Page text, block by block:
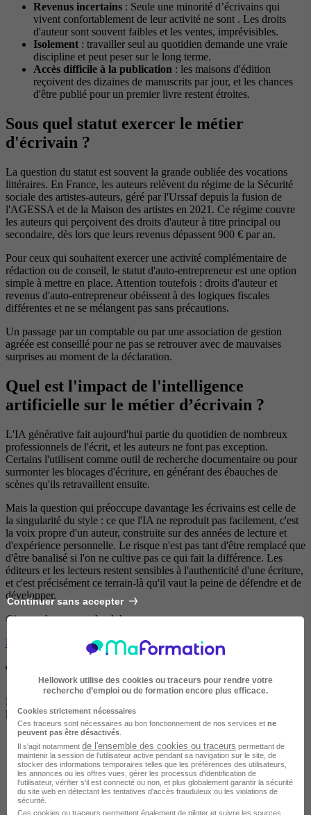
Revenus incertains : Seule une minorité d’écrivains qui
vivent confortablement de leur activité ne sont . Les droits
d'auteur sont souvent faibles et les ventes, imprévisibles.
Isolement : travailler seul au quotidien demande une vraie
discipline et peut peser sur le long terme.
Accès difficile à la publication : les maisons d'édition
reçoivent des dizaines de manuscrits par jour, et les chances
d'être publié pour un premier livre restent étroites.
Sous quel statut exercer le métier
d'écrivain ?
La question du statut est souvent la grande oubliée des vocations
littéraires. En France, les auteurs relèvent du régime de la Sécurité
sociale des artistes-auteurs, géré par l'Urssaf depuis la fusion de
l'AGESSA et de la Maison des artistes en 2021. Ce régime couvre
les auteurs qui perçoivent des droits d'auteur à titre principal ou
secondaire, dès lors que leurs revenus dépassent 900 € par an.
Pour ceux qui souhaitent exercer une activité complémentaire de
rédaction ou de conseil, le statut d'auto-entrepreneur est une option
simple à mettre en place. Attention toutefois : droits d'auteur et
revenus d'auto-entrepreneur obéissent à des logiques fiscales
différentes et ne se mélangent pas sans précautions.
Un passage par un comptable ou par une association de gestion
agréée est conseillé pour ne pas se retrouver avec de mauvaises
surprises au moment de la déclaration.
Quel est l'impact de l'intelligence
artificielle sur le métier d’écrivain ?
L'IA générative fait aujourd'hui partie du quotidien de nombreux
professionnels de l'écrit, et les auteurs ne font pas exception.
Certains l'utilisent comme outil de recherche documentaire ou pour
surmonter les blocages d'écriture, en générant des ébauches de
scènes qu'ils retravaillent ensuite.
Mais la question qui préoccupe davantage les écrivains est celle de
la singularité du style : ce que l'IA ne reproduit pas facilement, c'est
la voix propre d'un auteur, construite sur des années de lecture et
d'expérience personnelle. Le risque n'est pas tant d'être remplacé que
d'être banalisé si l'on ne cultive pas ce qui fait la différence. Les
éditeurs et les lecteurs restent sensibles à l'authenticité d'une écriture,
et c'est précisément ce terrain-là qu'il vaut la peine de défendre et de
développer.
©insta_photos - stock.adobe.com
Ecriture chez Hellowork
Trouvez une formation près de chez vous
Découvrez les centres de formation disponibles dans votre région et
lancez votre projet professionnel.
Continuer sans accepter
Hellowork utilise des cookies ou traceurs pour rendre votre
recherche d’emploi ou de formation encore plus efficace.
Cookies strictement nécessaires
Ces traceurs sont nécessaires au bon fonctionnement de nos services et ne
peuvent pas être désactivés
Il s'agit notamment de l'ensemble des cookies ou traceurs permettant de
maintenir la session de l'utilisateur active pendant sa navigation sur le site, de
stocker des informations temporaires telles que les préférences des utilisateurs,
les annonces ou les offres vues, gérer les processus d'identification de
l'utilisateur, vérifier s'il est connecté ou non, et plus globalement garantir la sécurité
du site web en détectant les tentatives d'accès frauduleux ou les violations de
sécurité.
Ces cookies ou traceurs permettent également de piloter et suivre les sources